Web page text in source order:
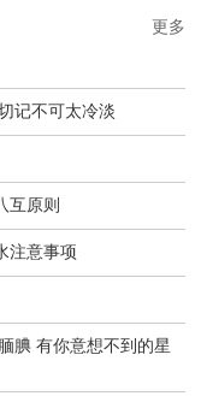
记不可太冷淡
互原则
注意事项
腆 有你意想不到的星
更多